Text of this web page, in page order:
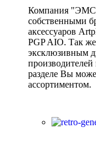
Компания
собственными
аксессуаров
PGP AIO. Так
эксклюзивным
разделе Вы
ассортиментом.